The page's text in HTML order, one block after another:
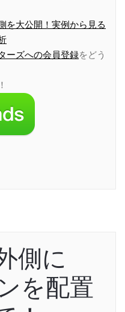
を大公開！実例から見る
ーズへの会員登録をどう
側に
を配置